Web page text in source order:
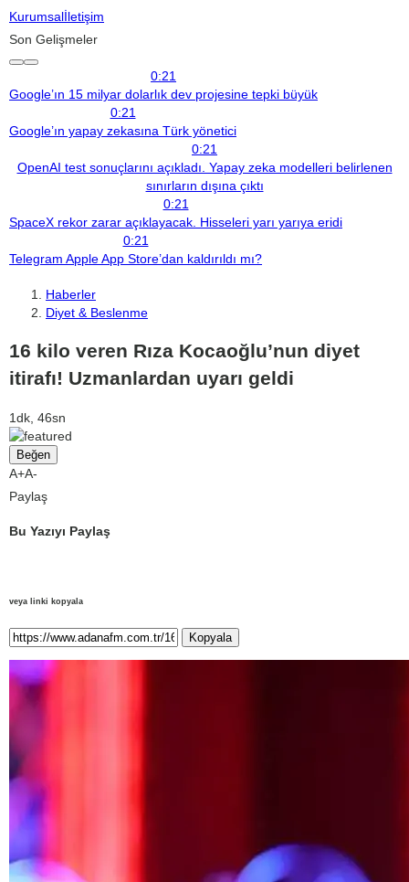
Kurumsalİletişim
Son Gelişmeler
0:21
Google’ın 15 milyar dolarlık dev projesine tepki büyük
0:21
Google’ın yapay zekasına Türk yönetici
0:21
OpenAI test sonuçlarını açıkladı. Yapay zeka modelleri belirlenen
sınırların dışına çıktı
0:21
SpaceX rekor zarar açıklayacak. Hisseleri yarı yarıya eridi
0:21
Telegram Apple App Store’dan kaldırıldı mı?
Haberler
Diyet & Beslenme
16 kilo veren Rıza Kocaoğlu’nun diyet
itirafı! Uzmanlardan uyarı geldi
1dk, 46sn
Beğen
A+A-
Paylaş
Bu Yazıyı Paylaş
veya linki kopyala
Kopyala